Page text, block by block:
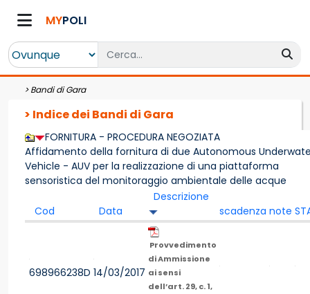
MYPOLI
>Bandi di Gara
> Indice dei Bandi di Gara
FORNITURA - PROCEDURA NEGOZIATA
Affidamento della fornitura di due Autonomous
Vehicle - AUV per la realizzazione di una piattaforma
sensoristica del monitoraggio ambientale delle acque
Cod Data
Descrizione
scadenza note
698966238D 14/03/2017
Provvedimento
di Ammissione
ai sensi
dell’art. 29, c. 1,